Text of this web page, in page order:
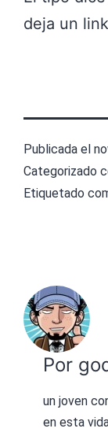
deja un
Publicada el
Categorizado
Etiquetado
Por
un joven
en esta